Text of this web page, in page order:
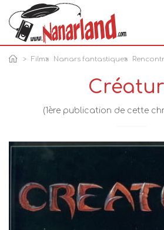
Films Nanars fantastiques
(1ère publication de cette